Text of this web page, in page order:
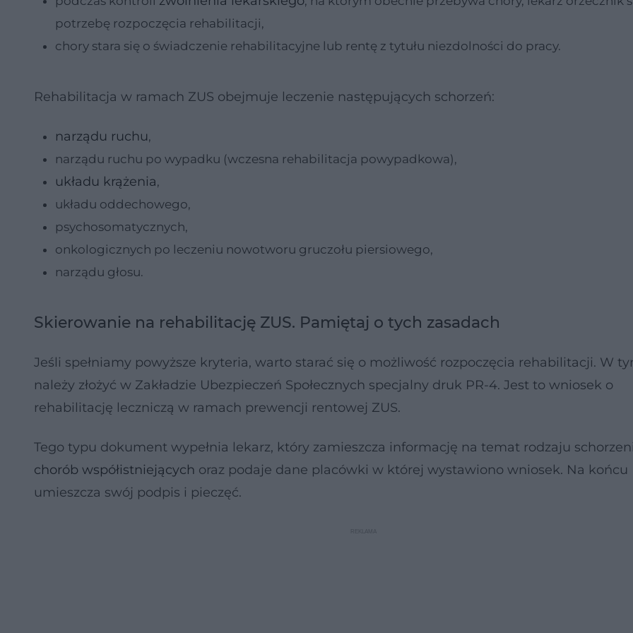
potrzebę rozpoczęcia rehabilitacji,
chory stara się o świadczenie rehabilitacyjne lub rentę z tytułu niezdolności do pracy.
Rehabilitacja w ramach ZUS obejmuje leczenie następujących schorzeń:
narządu ruchu,
narządu ruchu po wypadku (wczesna rehabilitacja powypadkowa),
układu krążenia,
układu oddechowego,
psychosomatycznych,
onkologicznych po leczeniu nowotworu gruczołu piersiowego,
narządu głosu.
Skierowanie na rehabilitację ZUS. Pamiętaj o tych zasadach
Jeśli spełniamy powyższe kryteria, warto starać się o możliwość rozpoczęcia rehabilitacji. W
należy złożyć w Zakładzie Ubezpieczeń Społecznych specjalny druk PR-4. Jest to wniosek o
rehabilitację leczniczą w ramach prewencji rentowej ZUS.
Tego typu dokument wypełnia lekarz, który zamieszcza informację na temat rodzaju
chorób współistniejących oraz podaje dane placówki w której wystawiono wniosek. Na końcu
umieszcza swój podpis i pieczęć.